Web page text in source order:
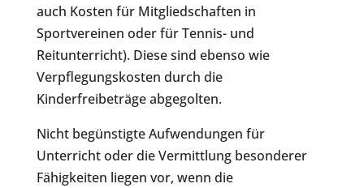
auch Kosten für Mitgliedschaften in
Sportvereinen oder für Tennis- und
Reitunterricht). Diese sind ebenso wie
Verpflegungskosten durch die
Kinderfreibeträge abgegolten.
Nicht begünstigte Aufwendungen für
Unterricht oder die Vermittlung besonderer
Fähigkeiten liegen vor, wenn die